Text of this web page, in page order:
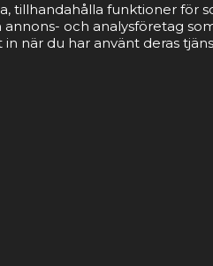
funktioner för
och analysföretag
när du har använt deras